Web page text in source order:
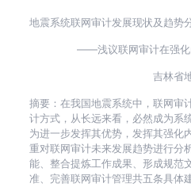
地震系统联网审计发展现状及趋势
——浅议联网审计在强化内
吉林省地震局纪检
摘要：在我国地震系统中，联网审
计方式，从长远来看，必然成为系
为进一步发挥其优势，发挥其强化
重对联网审计未来发展趋势进行分
能、整合提炼工作成果、形成规范
准、完善联网审计管理共五条具体建